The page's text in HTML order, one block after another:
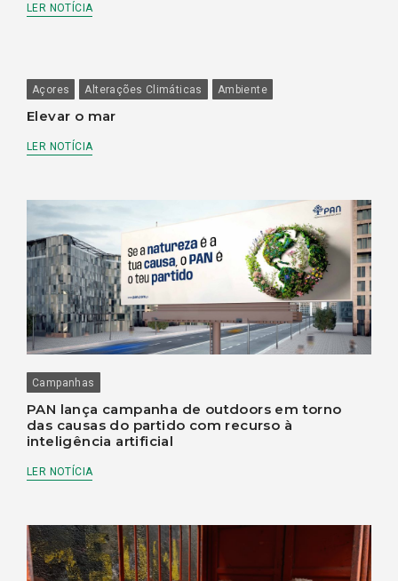
LER NOTÍCIA
Açores Alterações Climáticas Ambiente
Elevar o mar
LER NOTÍCIA
Campanhas
PAN lança campanha de outdoors em torno
das causas do partido com recurso à
inteligência artificial
LER NOTÍCIA